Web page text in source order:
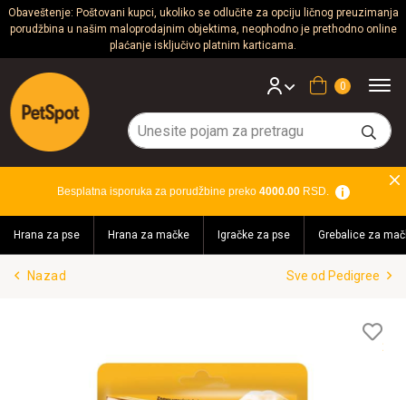
Obaveštenje: Poštovani kupci, ukoliko se odlučite za opciju ličnog preuzimanja
porudžbina u našim maloprodajnim objektima, neophodno je prethodno online
plaćanje isključivo platnim karticama.
Psi
Mačke
Glodari
Akvaristika
Teraristika
Brendovi
Akcija!
Korpa
Besplatna isporuka za porudžbine preko 4000.00RSD.
Hrana za pse Hrana za mačke Igračke za pse Grebalice za
Nazad Sve od Pedigree